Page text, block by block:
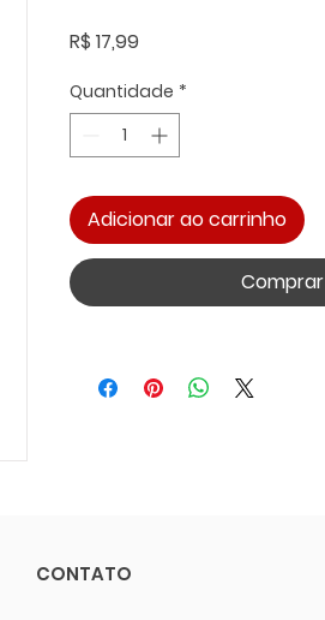
R$ 17,99Preço
Quantidade *
Adicionar ao carrinho
Comprar
CONTATO